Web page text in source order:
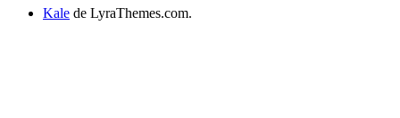
Kale de LyraThemes.com.